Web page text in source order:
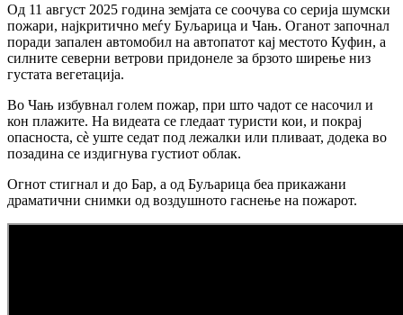
Од 11 август 2025 година земјата се соочува со серија шумски
пожари, најкритично меѓу Буљарица и Чањ. Оганот започнал
поради запален автомобил на автопатот кај местото Куфин, а
силните северни ветрови придонеле за брзото ширење низ
густата вегетација.
Во Чањ избувнал голем пожар, при што чадот се насочил и
кон плажите. На видеата се гледаат туристи кои, и покрај
опасноста, сè уште седат под лежалки или пливаат, додека во
позадина се издигнува густиот облак.
Огнот стигнал и до Бар, а од Буљарица беа прикажани
драматични снимки од воздушното гаснење на пожарот.